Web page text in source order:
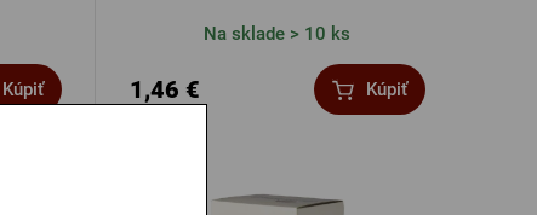
Kúpiť
Na sklade > 10 ks
1,46 € Kúpiť